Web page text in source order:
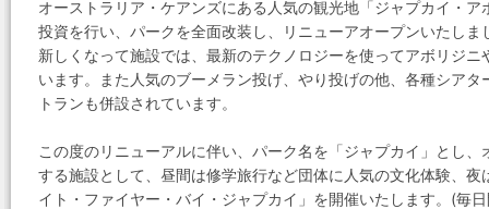
オーストラリア・ケアンズにある人気の観光地「ジャプカイ・
投資を行い、パークを全面改装し、リニューアオープンいたしま
新しくなって施設では、最新のテクノロジーを使ってアボリジ
います。また人気のブーメラン投げ、やり投げの他、各種シア
トランも併設されています。
この度のリニューアルに伴い、パーク名を「ジャプカイ」とし
する施設として、昼間は修学旅行など団体に人気の文化体験、
イト・ファイヤー・バイ・ジャプカイ」を開催いたします。(毎